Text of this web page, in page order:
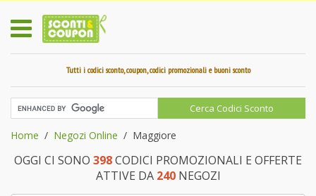
Tutti i codici sconto, coupon, codici promozionali e buoni sconto
Home Negozi Online Maggiore
OGGI CI SONO 398CODICI PROMOZIONALI E OFFERTE
ATTIVE DA 240NEGOZI